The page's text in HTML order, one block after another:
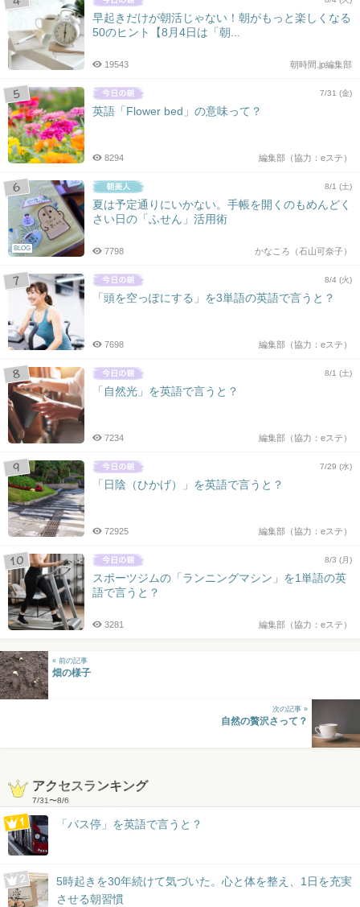
早起きだけが朝活じゃない！朝がもっと楽しくなる
50のヒント【8月4日は「朝...
朝時間.jp編集部
19543
7/31 (金)
英語「Flower bed」の意味って？
編集部（協力：eステ）
8294
BLOG
8/1 (土)
夏は予定通りにいかない。手帳を開くのもめんどく
さい日の「ふせん」活用術
かなころ（石山可奈子）
7798
8/4 (火)
「頭を空っぽにする」を3単語の英語で言うと？
編集部（協力：eステ）
7698
8/1 (土)
「自然光」を英語で言うと？
編集部（協力：eステ）
7234
7/29 (水)
「日陰（ひかげ）」を英語で言うと？
編集部（協力：eステ）
72925
8/3 (月)
スポーツジムの「ランニングマシン」を1単語の英
語で言うと？
編集部（協力：eステ）
3281
« 前の記事
畑の様子
次の記事 »
自然の贅沢さって？
アクセスランキング
7/31〜8/6
「バス停」を英語で言うと？
5時起きを30年続けて気づいた。心と体を整え、1日を充実
させる朝習慣